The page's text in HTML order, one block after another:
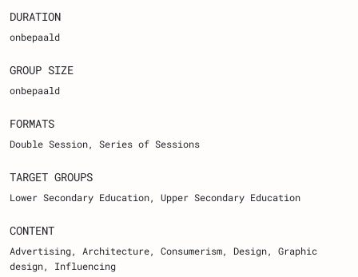
DURATION
onbepaald
GROUP SIZE
onbepaald
FORMATS
Double Session Series of Sessions
TARGET GROUPS
Lower Secondary Education Upper Secondary Education
CONTENT
Advertising, Architecture, Consumerism, Design, Graphic
design, Influencing